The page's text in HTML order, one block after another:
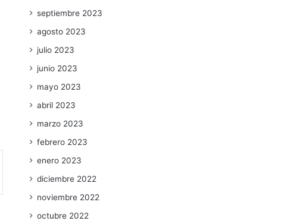
septiembre 2023
agosto 2023
julio 2023
junio 2023
mayo 2023
abril 2023
marzo 2023
febrero 2023
enero 2023
diciembre 2022
noviembre 2022
octubre 2022